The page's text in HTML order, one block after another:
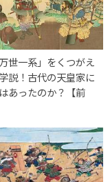
世一系」をくつがえ
説！古代の天皇家に
あったのか？【前